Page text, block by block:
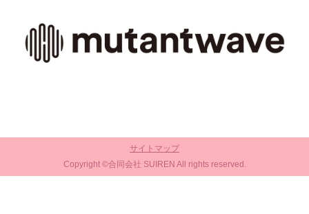
サイトマップ
Copyright ©合同会社 SUIREN All rights reserved.